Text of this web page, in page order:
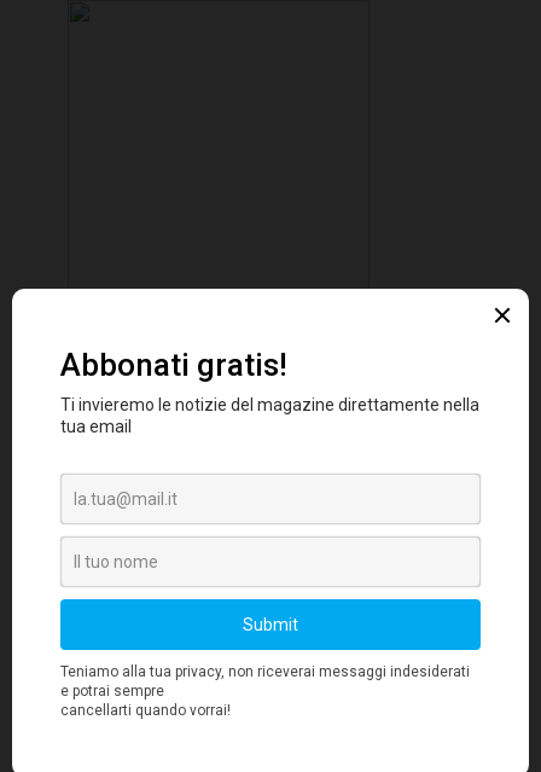
Gli acquirenti vogliono ricevere i propri
acquisti quando e dove preferiscono e non
sono disposti a pagare un costo aggiuntivo
Benché i consumatori si aspettino la massima